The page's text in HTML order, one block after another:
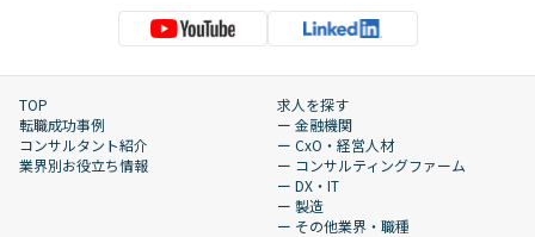
TOP
転職成功事例
コンサルタント紹介
業界別お役立ち情報
求人を探す
ー 金融機関
ー CxO・経営人材
ー コンサルティングファーム
ー DX・IT
ー 製造
ー その他業界・職種